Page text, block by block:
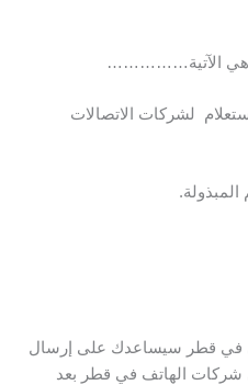
هي الآتية……………
لشركات الاتصالات
في قطر سيساعدك على إرسال
الهاتف في قطر بعد